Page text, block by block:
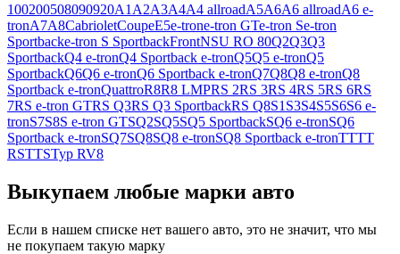
100200508090920A1 A2A3A4A4 allroadA5A6A6 allroadA6 e-
tronA7A8CabrioletCoupeE5e-trone-tron GTe-tron Se-tron
Sportbacke-tron S SportbackFrontNSU RO 80Q2Q3Q3
SportbackQ4 e-tronQ4 Sportback e-tronQ5Q5 e-tronQ5
SportbackQ6Q6 e-tronQ6 Sportback e-tronQ7Q8Q8 e-tronQ8
Sportback e-tronQuattroR8R8 LMPRS 2RS 3RS 4RS 5RS 6RS
7RS e-tron GTRS Q3RS Q3 SportbackRS Q8S1 S3S4S5S6S6 e-
tronS7S8S e-tron GTSQ2SQ5SQ5 SportbackSQ6 e-tronSQ6
Sportback e-tronSQ7SQ8SQ8 e-tronSQ8 Sportback e-tronTTTT
RSTTSTyp RV8
Выкупаем любые марки авто
Если в нашем списке нет вашего авто, это не значит, что мы
не покупаем такую марку